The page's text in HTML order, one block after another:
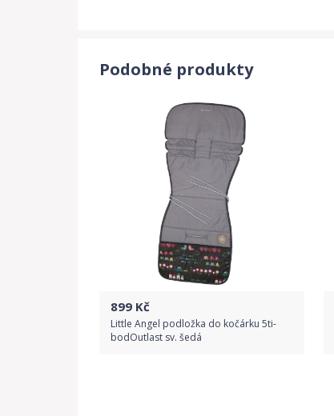
Podobné produkty
899 Kč
Little Angel podložka do kočárku 5ti-
bodOutlast sv. šedá